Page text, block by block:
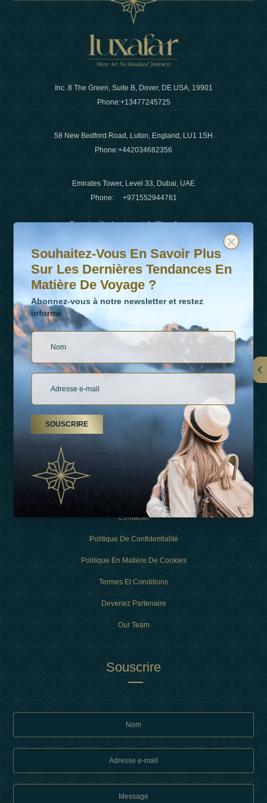
Inc. 8 The Green, Suite B, Dover, DE USA, 19901
Phone:+13477245725
58 New Bedford Road, Luton, England, LU1 1SH
Phone:+442034682356
Emirates Tower, Level 33, Dubai, UAE
Phone: +971552944761
Courrier électronique:info@luxafar.com
WhatsApp N°
+442034682356
+971552944761
LIENS
À Propos De Nous
Types De Vacances
Contacter
Politique De Confidentialité
Politique En Matière De Cookies
Termes Et Conditions
Devenez Partenaire
Our Team
Souscrire
Souhaitez-vous en savoir plus sur les dernières
Abonnez-vous à notre newsletter et restez informé
Souhaitez-Vous En Savoir Plus
Sur Les Dernières Tendances En
Matière De Voyage ?
Abonnez-vous à notre newsletter et restez
informé
SOUSCRIRE